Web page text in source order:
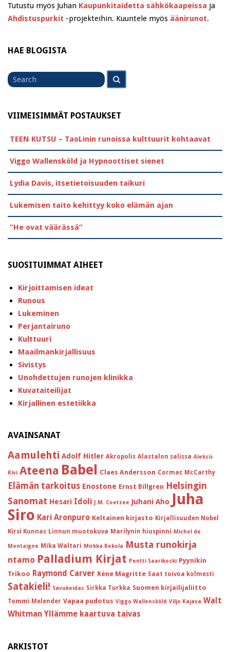
Tutustu myös Juhan Kaupunkitaidetta sähkökaapeissa ja
Ahdistuspurkit -projekteihin. Kuuntele myös äänirunot.
HAE BLOGISTA
Search
for
VIIMEISIMMÄT POSTAUKSET
TEEN KUTSU – TaoLinin runoissa kulttuurit kohtaavat
Viggo Wallensköld ja Hypnoottiset sienet
Lydia Davis, itsetietoisuuden taikuri
Lukemisen taito kehittyy koko elämän ajan
”He ovat väärässä”
SUOSITUIMMAT AIHEET
Kirjoittamisen ideat
Runous
Lukeminen
Perjantairuno
Kulttuuri
Maailmankirjallisuus
Sivistys
Unohdettujen runojen klinikka
Kuvataiteilijat
Kirjallinen estetiikka
AVAINSANAT
Aamulehti Adolf Hitler Akropolis Alastalon salissa Aleksis
Kivi Ateena Babel Claes Andersson Cormac McCarthy
Elämän tarkoitus Enostone Ernst Billgren Helsingin
Sanomat Hesari Idoli J.M. Coetzee Juhani Aho Juha
Siro Kari Aronpuro Keltainen kirjasto Kirjallisuuden Nobel
Kirsi Kunnas Linnun muotokuva Marilynin hiuspinni Michel de
Montaigne Mika Waltari Mirkka Rekola Musta runokirja
ntamo Palladium Kirjat Pentti Saarikoski Pyynikin
Trikoo Raymond Carver Réne Magritte Saat toivoa kolmesti
Satakieli! Savukeidas Sirkka Turkka Suomen kirjailijaliitto
Tommi Melender Vapaa pudotus Viggo Wallensköld Viljo Kajava Walt
Whitman Yllämme kaartuva taivas
ARKISTOT